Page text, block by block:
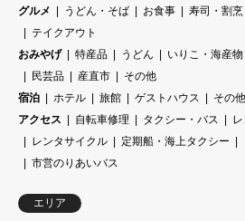
グルメ
うどん・そば お食事 寿司・割烹
テイクアウト
おみやげ
特産品 うどん いりこ・海産物
民芸品
産直市
その他
宿泊
ホテル 旅館 ゲストハウス
その他
アクセス
自転車修理 タクシー・バス
レンタサイクル
定期船・海上タクシー
市営のりあいバス
エリア